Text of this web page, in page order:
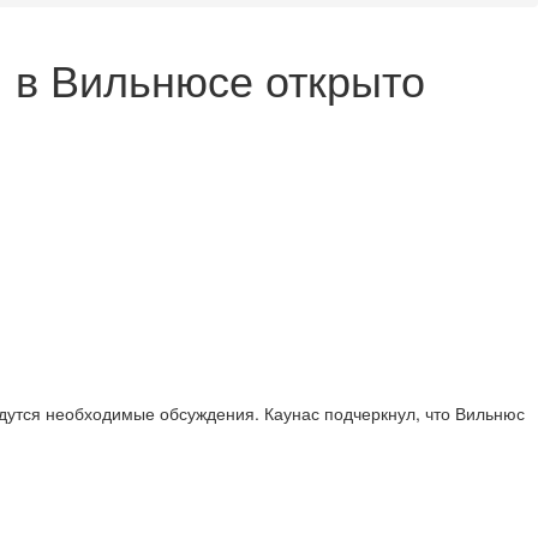
в Вильнюсе открыто
необходимые обсуждения. Каунас подчеркнул, что Вильнюс